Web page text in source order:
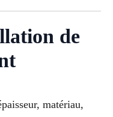
de
matériau,